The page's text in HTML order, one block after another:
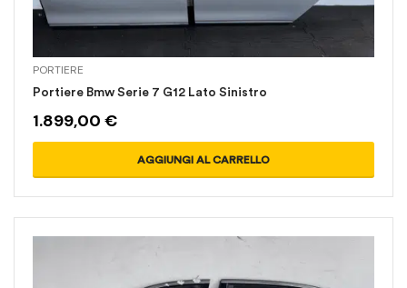
PORTIERE
Portiere Bmw Serie 7 G12 Lato Sinistro
1.899,00 €
AGGIUNGI AL CARRELLO